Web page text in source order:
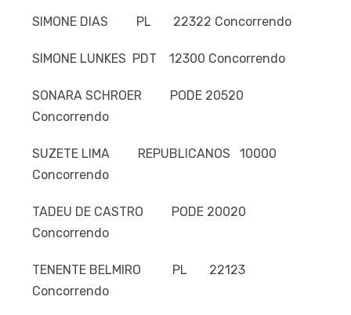
SIMONE DIAS PL 22322 Concorrendo
SIMONE LUNKES PDT 12300 Concorrendo
SONARA SCHROER PODE 20520
Concorrendo
SUZETE LIMA REPUBLICANOS 10000
Concorrendo
TADEU DE CASTRO PODE 20020
Concorrendo
TENENTE BELMIRO PL 22123
Concorrendo